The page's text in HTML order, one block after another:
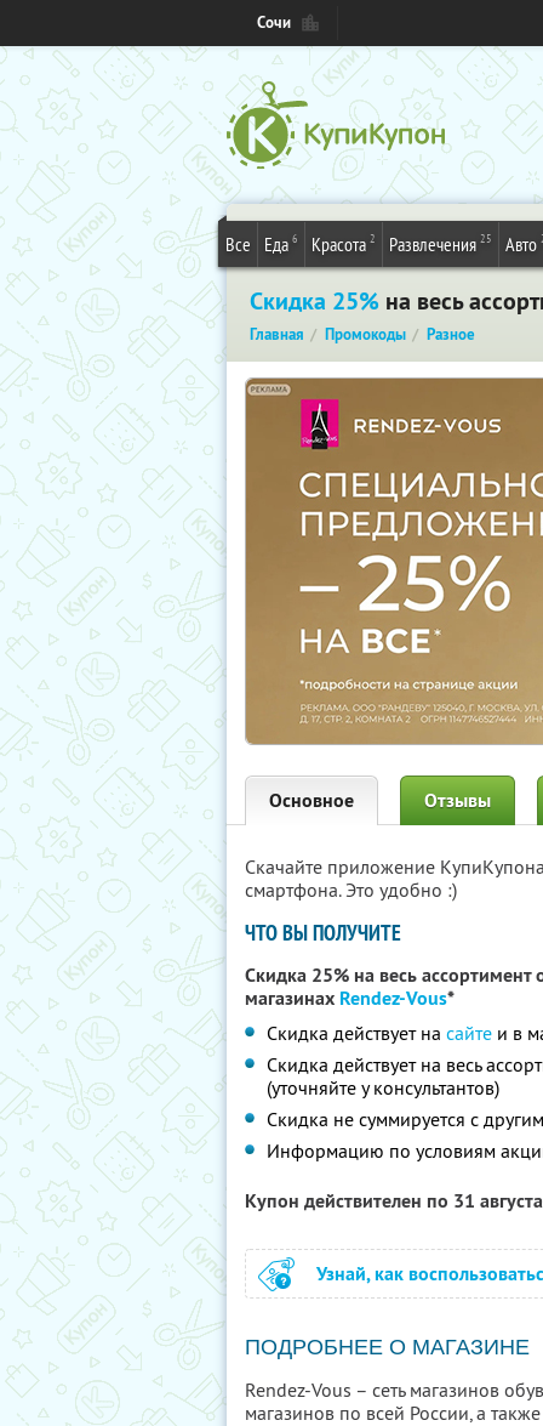
Сочи
Все Еда 6 Красота 2 Развлечения 25 Авто
Скидка 25% на весь
Главная Промокоды Разное
Основное Отзывы
Скачайте приложение
смартфона. Это удобно :)
ЧТО ВЫ ПОЛУЧИТЕ
Скидка 25% на весь
магазинах Rendez-Vous*
Скидка действует на сайте и в
Скидка действует на весь
(уточняйте у консультантов)
Скидка не суммируется с
Информацию по условиям
Купон действителен по 31
Узнай, как
ПОДРОБНЕЕ О МАГАЗИНЕ
Rendez-Vous – сеть магазинов
магазинов по всей России, а